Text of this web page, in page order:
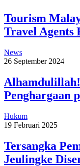
Tourism
Travel Agents
News
26 September 2024
Penghargaan
Hukum
19 Februari 2025
Tersangka
Jeulingke